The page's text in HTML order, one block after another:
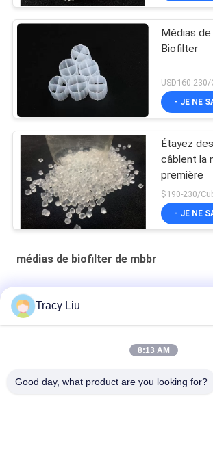
Médias de
Biofilter
- JE NE
Étayez
câblent la
première
- JE NE
médias de biofilter de mbbr
16x10mm nettoyage d'eaux usées de 6
MBBR Biofilter
Biofilter
Tracy Liu
8:13 AM
Good day, what product are you looking for?